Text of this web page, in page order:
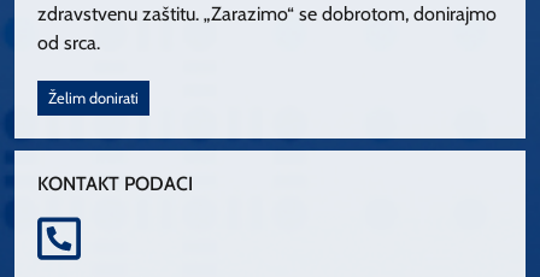
zdravstvenu zaštitu. „Zarazimo“ se dobrotom, donirajmo
od srca.
Želim donirati
KONTAKT PODACI